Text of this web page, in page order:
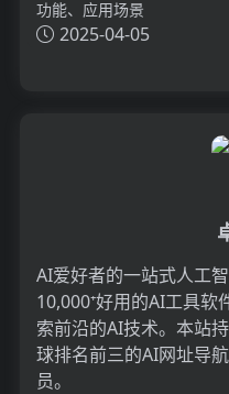
功能、应用场景
2025-04-05
AI爱好者的一站式人工
10,000⁺好用的AI工具软
索前沿的AI技术。本站
球排名前三的AI网址导
员。